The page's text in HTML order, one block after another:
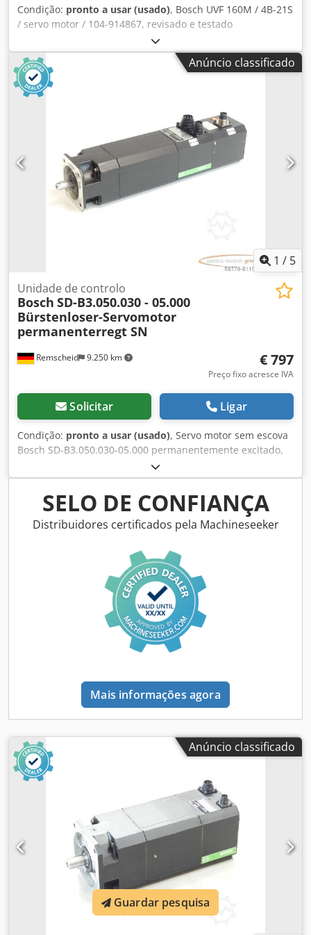
Condição: pronto a usar (usado), Bosch UVF 160M / 4B-21S
/ servo motor / 104-914867, revisado e testado
profissionalmente com garantia de 12 meses, 100%
funcional, escopo de entrega conforme fotos. Os descontos
de vendas acordados não se aplicam a este artigo. Por
favor, pergunte sobre o preço separadamente! ATENÇÃO:
Por favor, pergunte sobre os custos de embalagem e envio
separadamente! ATENÇÃO: Consulte os custos de
embalagem e transporte separadamente! Dwodpoi D
Anúncio classificado
1 / 5
Remscheid 9.250 km
Unidade de controlo
Bosch SD-B3.050.030 - 05.000
Bürstenloser-Servomotor
permanenterregt SN
€ 797
Preço fixo acresce IVA
Solicitar Ligar
Condição: pronto a usar (usado), Servo motor sem escova
Bosch SD-B3.050.030-05.000 permanentemente excitado,
SN, usado, sinais normais de uso, 100% funcional, escopo
de entrega conforme fotos Dsdpfx Aoi D E S Iem Tjwa
SELO DE CONFIANÇA
Distribuidores certificados pela Machineseeker
Mais informações agora
Anúncio classificado
Guardar pesquisa